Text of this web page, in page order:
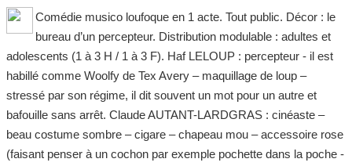
Comédie musico loufoque en 1 acte. Tout public. Décor : le
bureau d’un percepteur. Distribution modulable : adultes et
adolescents (1 à 3 H / 1 à 3 F). Haf LELOUP : percepteur - il est
habillé comme Woolfy de Tex Avery – maquillage de loup –
stressé par son régime, il dit souvent un mot pour un autre et
bafouille sans arrêt. Claude AUTANT-LARDGRAS : cinéaste –
beau costume sombre – cigare – chapeau mou – accessoire rose
(faisant penser à un cochon par exemple pochette dans la poche -